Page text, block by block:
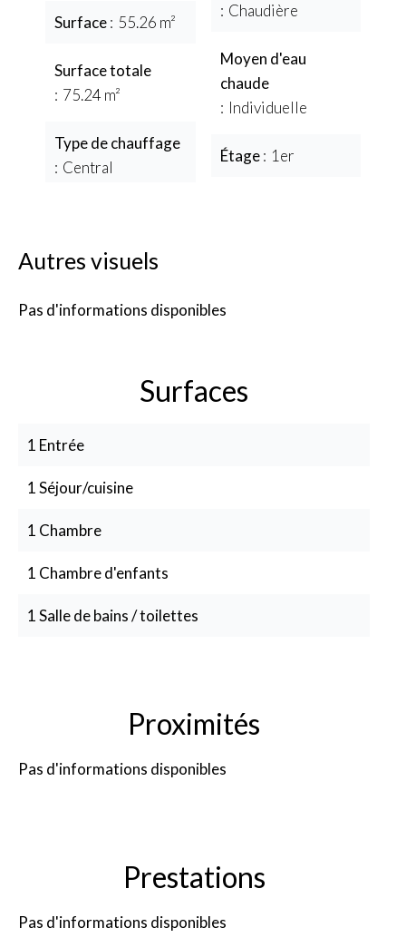
Surface 55.26 m²
Surface totale
75.24 m²
Type de chauffage
Central
Chaudière
Moyen d'eau
chaude
Individuelle
Étage 1er
Autres visuels
Pas d'informations disponibles
Surfaces
1 Entrée
1 Séjour/cuisine
1 Chambre
1 Chambre d'enfants
1 Salle de bains / toilettes
Proximités
Pas d'informations disponibles
Prestations
Pas d'informations disponibles